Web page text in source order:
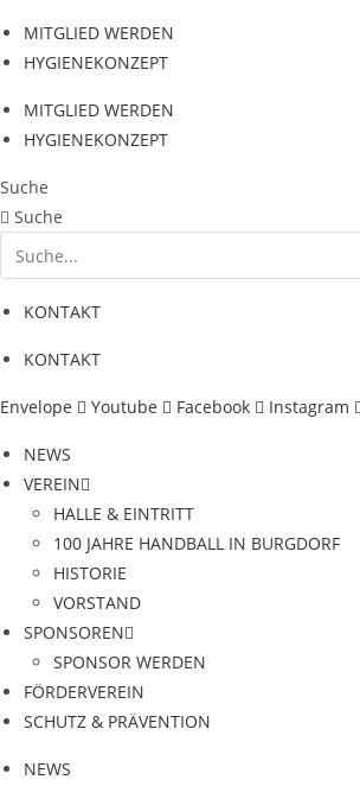
Zum
Inhalt
MITGLIED WERDEN
HYGIENEKONZEPT
MITGLIED WERDEN
HYGIENEKONZEPT
Suche
Suche
KONTAKT
KONTAKT
Envelope Youtube Facebook Instagram
NEWS
VEREIN
HALLE & EINTRITT
100 JAHRE HANDBALL IN BURGDORF
HISTORIE
VORSTAND
SPONSOREN
SPONSOR WERDEN
FÖRDERVEREIN
SCHUTZ & PRÄVENTION
NEWS